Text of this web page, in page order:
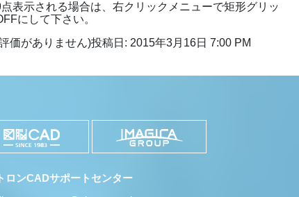
表示される場合は、右クリックメニューで矩形グリッ
にして下さい。
価がありません)投稿日: 2015年3月16日 7:00 PM
ロンCADサポートセンター